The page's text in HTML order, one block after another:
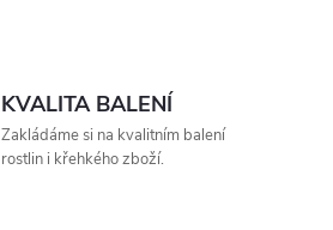
KVALITA BALENÍ
Zakládáme si na kvalitním balení
rostlin i křehkého zboží.